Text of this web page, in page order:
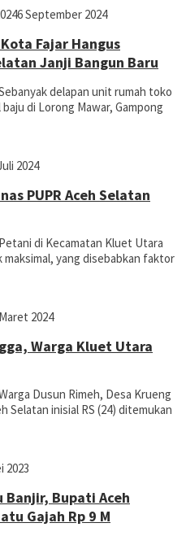
6 September 2024
Fajar Hangus
Janji Bangun Baru
delapan unit rumah toko
di Lorong Mawar, Gampong
2024
PUPR Aceh Selatan
di Kecamatan Kluet Utara
yang disebabkan faktor
2024
Warga Kluet Utara
Dusun Rimeh, Desa Krueng
Selatan inisial RS (24) ditemukan
2023
Banjir, Bupati Aceh
Gajah Rp 9 M